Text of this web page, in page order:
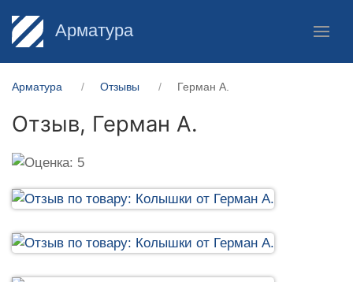
Арматура
Арматура Отзывы Герман А.
Отзыв, Герман А.